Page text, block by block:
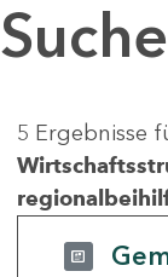
Suche
5 Ergebnisse